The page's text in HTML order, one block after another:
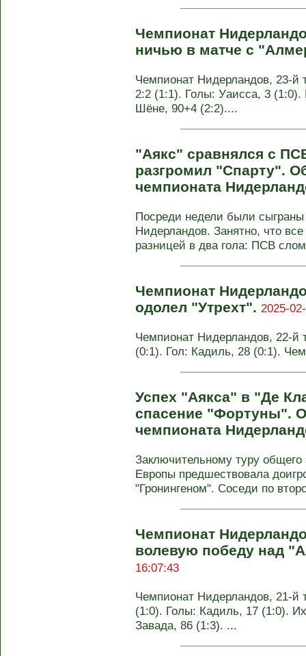
Чемпионат
ничью в матче с
Чемпионат Нидерландов, 23-
2:2 (1:1). Голы: Уаисса, 3
Шёне, 90+4 (2:2)....
"Аякс" сравнялся с
разгромил "Спарту".
чемпионата
Посреди недели были
Нидерландов. Занятно, что
разницей в два гола: ПСВ
Чемпионат
одолел "Утрехт". 2025-
Чемпионат Нидерландов, 22-й
(0:1). Гол: Кадиль, 28 (0:1).
Успех "Аякса" в "Де
спасение "Фортуны".
чемпионата
Заключительному туру
Европы предшествовала
"Гронингеном". Соседи по
Чемпионат
волевую победу над
16:07:43
Чемпионат Нидерландов, 21-й
(1:0). Голы: Кадиль, 17 (1:0).
Завада, 86 (1:3). ...